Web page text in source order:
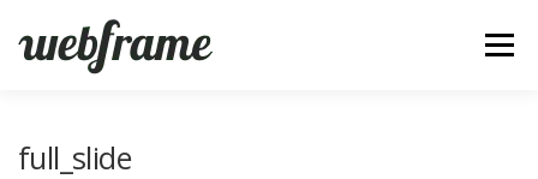
para
Menu
full_slide